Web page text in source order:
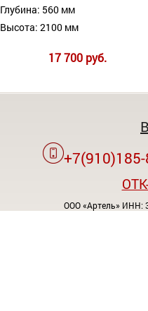
Глубина: 560 мм
Высота: 2100 мм
17 700 руб.
ООО «Артель» ИНН: